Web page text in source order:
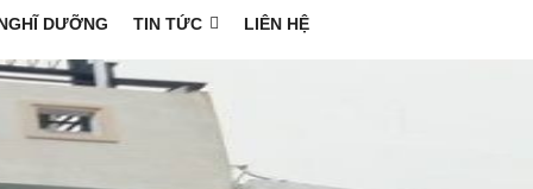
DƯỠNG TIN TỨC LIÊN HỆ